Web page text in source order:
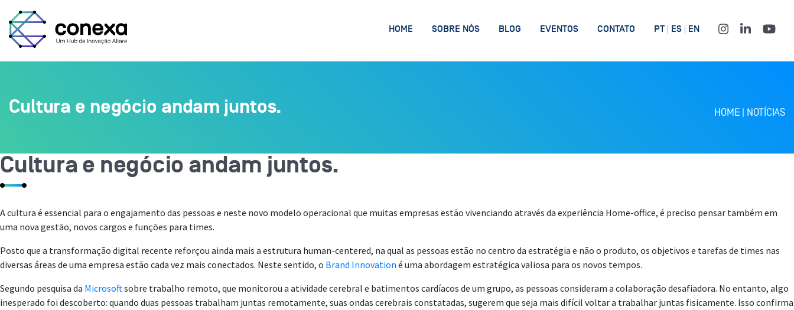
HOME SOBRE NÓS BLOG EVENTOS CONTATO PT ES EN
Cultura e negócio andam juntos. HOME | NOTÍCIAS
Cultura e negócio andam juntos.
A cultura é essencial para o engajamento das pessoas e neste novo modelo operacional que muitas empresas estão vivenciando através da experiência Home-office, é preciso pensar também em
uma nova gestão, novos cargos e funções para times.
Posto que a transformação digital recente reforçou ainda mais a estrutura human-centered, na qual as pessoas estão no centro da estratégia e não o produto, os objetivos e tarefas de times nas
diversas áreas de uma empresa estão cada vez mais conectados. Neste sentido, o Brand Innovation é uma abordagem estratégica valiosa para os novos tempos.
Segundo pesquisa da Microsoftsobre trabalho remoto, que monitorou a atividade cerebral e batimentos cardíacos de um grupo, as pessoas consideram a colaboração desafiadora. No entanto, algo
inesperado foi descoberto: quando duas pessoas trabalham juntas remotamente, suas ondas cerebrais constatadas, sugerem que seja mais difícil voltar a trabalhar juntas fisicamente. Isso confirma